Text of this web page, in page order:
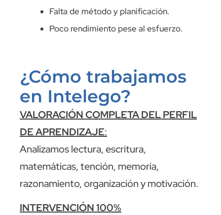
Falta de método y planificación.
Poco rendimiento pese al esfuerzo.
¿Cómo trabajamos
en Intelego?
VALORACIÓN COMPLETA DEL PERFIL
DE APRENDIZAJE:
Analizamos lectura, escritura,
matemáticas, tención, memoria,
razonamiento, organización y motivación.
INTERVENCIÓN 100%